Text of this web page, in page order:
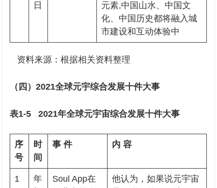
日
元素,中国山水、中国文
化、中国历史都将融入城
市建设和互动体验中
资料来源：根据相关资料整理
（四）2021全球元宇综合发展十件大事
表1-5 2021年全球元宇宙综合发展十件大事
序
号
时
间
事 件 内 容
1
年
Soul App在
他认为，如果说元宇宙